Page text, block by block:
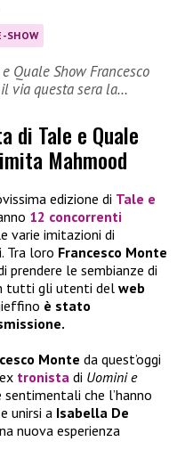
SHOW
Quale Show Francesco
via questa sera la…
di Tale e Quale
Mahmood
edizione di Tale e
12 concorrenti
varie imitazioni di
Tra loro Francesco Monte
le sembianze di
tutti gli utenti del web
è stato
Monte da quest’oggi
tronista di Uomini e
che l’hanno
e unirsi a Isabella De
nuova esperienza